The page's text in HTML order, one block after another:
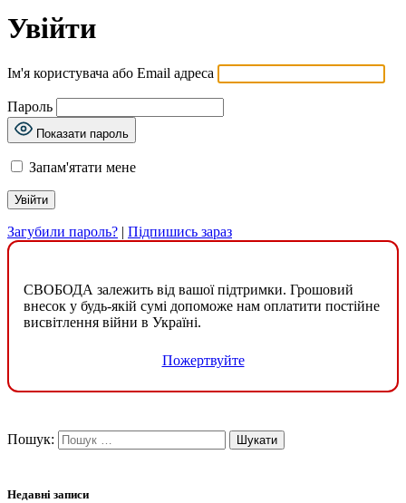
Увійти
Ім'я користувача або Email адреса
Пароль
Показати пароль
Запам'ятати мене
Загубили пароль? | Підпишись зараз
СВОБОДА залежить від вашої підтримки. Грошовий
внесок у будь-якій сумі допоможе нам оплатити постійне
висвітлення війни в Україні.
Пожертвуйте
Пошук:
Недавні записи